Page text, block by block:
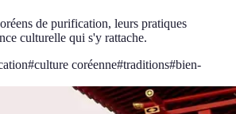
de purification, leurs pratiques
culturelle qui s'y rattache.
#culture coréenne#traditions#bien-